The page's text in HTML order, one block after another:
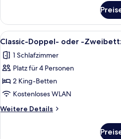
Doppel-
oder
-
Zweibettzimmer
Alle
Fotos
für
Classic-
Doppel-
oder
-
Zweibettzimmer
1
14
Classic-Doppel- oder -
1 Schlafzimmer
Platz für 4 Personen
2 King-Betten
Kostenloses WLAN
Weitere Details
Weitere